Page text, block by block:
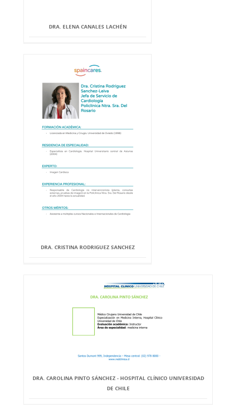
DRA. ELENA CANALES LACHÉN
DRA. CRISTINA RODRIGUEZ SANCHEZ
DRA. CAROLINA PINTO SÁNCHEZ - HOSPITAL CLÍNICO UNIVERSIDAD
DE CHILE